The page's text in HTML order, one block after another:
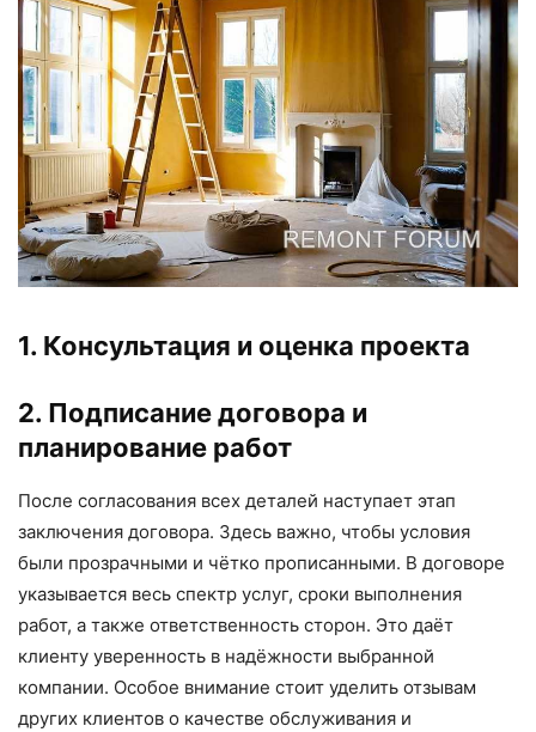
1. Консультация и оценка проекта
2. Подписание договора и
планирование работ
После согласования всех деталей наступает этап
заключения договора. Здесь важно, чтобы условия
были прозрачными и чётко прописанными. В договоре
указывается весь спектр услуг, сроки выполнения
работ, а также ответственность сторон. Это даёт
клиенту уверенность в надёжности выбранной
компании. Особое внимание стоит уделить отзывам
других клиентов о качестве обслуживания и